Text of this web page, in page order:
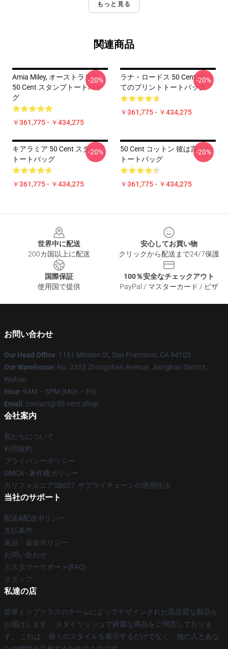
もっと見る
関連商品
Amia Miley, オーストラリア
50 Cent スタンプトートバッ
グ
￥361,775 - ￥434,275
-20%
ラナ・ロードス 50 Cent すべ
てのプリントトートバッグ
￥361,775 - ￥434,275
-20%
キアラミア 50 Cent スタンプ
トートバッグ
￥361,775 - ￥434,275
-20%
50 Cent コットン 彼は言った
トートバッグ
￥361,775 - ￥434,275
-20%
世界中に配送
200カ国以上に配送
安心してお買い物
クリックから配送まで24/7保護
国際保証
使用国で提供
100％安全なチェックアウト
PayPal / マスターカード / ビザ
お問い合わせ
Our Head Office: 1161 Mission St, San Francisco, CA 94103
Our Warehouse: No. 2323 Zhongshan Avenue, Jianghan District,
Wuhan
Hour: 9AM – 5PM (Mon – Fri)
Email : contact@50-cent.shop
会社案内
私たちについて
利用規約
プライバシーポリシー
DMCA - 著作権ポリシー
カリフォルニアSB657: サプライチェーンの透明性法
当社のサポート
配送&配送ポリシー
支払条件
返品・返金ポリシー
お問い合わせ
カスタマーサポート(FAQ)
スタッフ
私達の店
世界トップクラスのチームによってデザインされた高品質な製品を
お届けします。 スタイリッシュで綺麗な商品をご用意しておりま
す。 これは、個々のスタイルを表示するだけでなく、他の人とあな